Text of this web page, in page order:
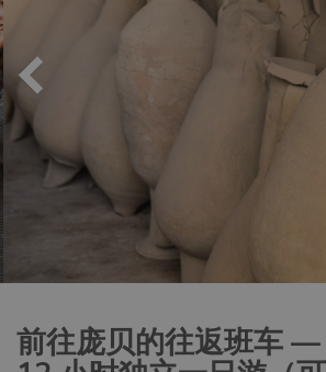
前往庞贝的往返班车